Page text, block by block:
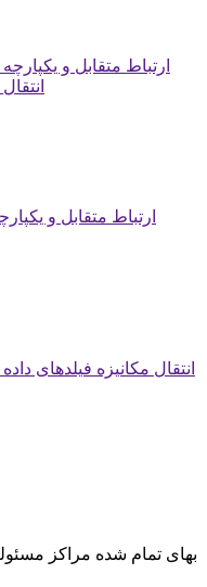
ارتباط متقابل و
ارتباط متقابل و
انتقال مکانیزه فیلدهای
بهای تمام شده مراکز